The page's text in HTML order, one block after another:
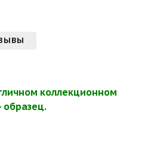
коллекционном
образец.